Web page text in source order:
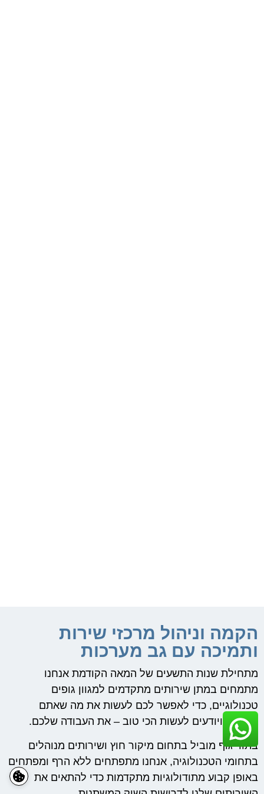
הקמה וניהול מרכזי שירות
ותמיכה עם גב מערכות
מתחילת שנות התשעים של המאה הקודמת אנחנו
מתמחים במתן שירותים מתקדמים למגוון גופים
טכנולוגיים, כדי לאפשר לכם לעשות את מה שאתם
אוהבים ויודעים לעשות הכי טוב – את העבודה שלכם.
בתור גוף מוביל בתחום מיקור חוץ ושירותים מנוהלים
בתחומי הטכנולוגיה, אנחנו מתפתחים ללא הרף ומפתחים
באופן קבוע מתודולוגיות מתקדמות כדי להתאים את